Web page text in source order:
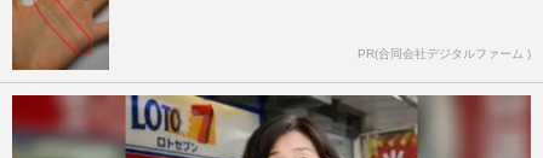
PR(合同会社デジタルファーム )